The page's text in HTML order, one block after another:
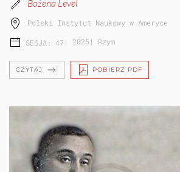
Bożena Level
Polski Instytut Naukowy w Ameryce
SESJA: 47 | 2025| Rzym
CZYTAJ POBIERZ PDF